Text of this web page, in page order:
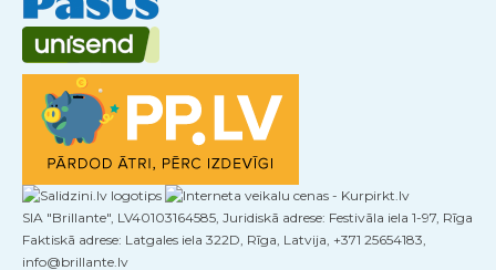
SIA "Brillante", LV40103164585, Juridiskā adrese: Festivāla iela 1-97, Rīga
Faktiskā adrese: Latgales iela 322D, Rīga, Latvija, +371 25654183,
info@brillante.lv